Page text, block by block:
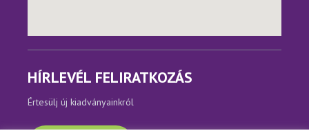
HÍRLEVÉL FELIRATKOZÁS
Értesülj új kiadványainkról